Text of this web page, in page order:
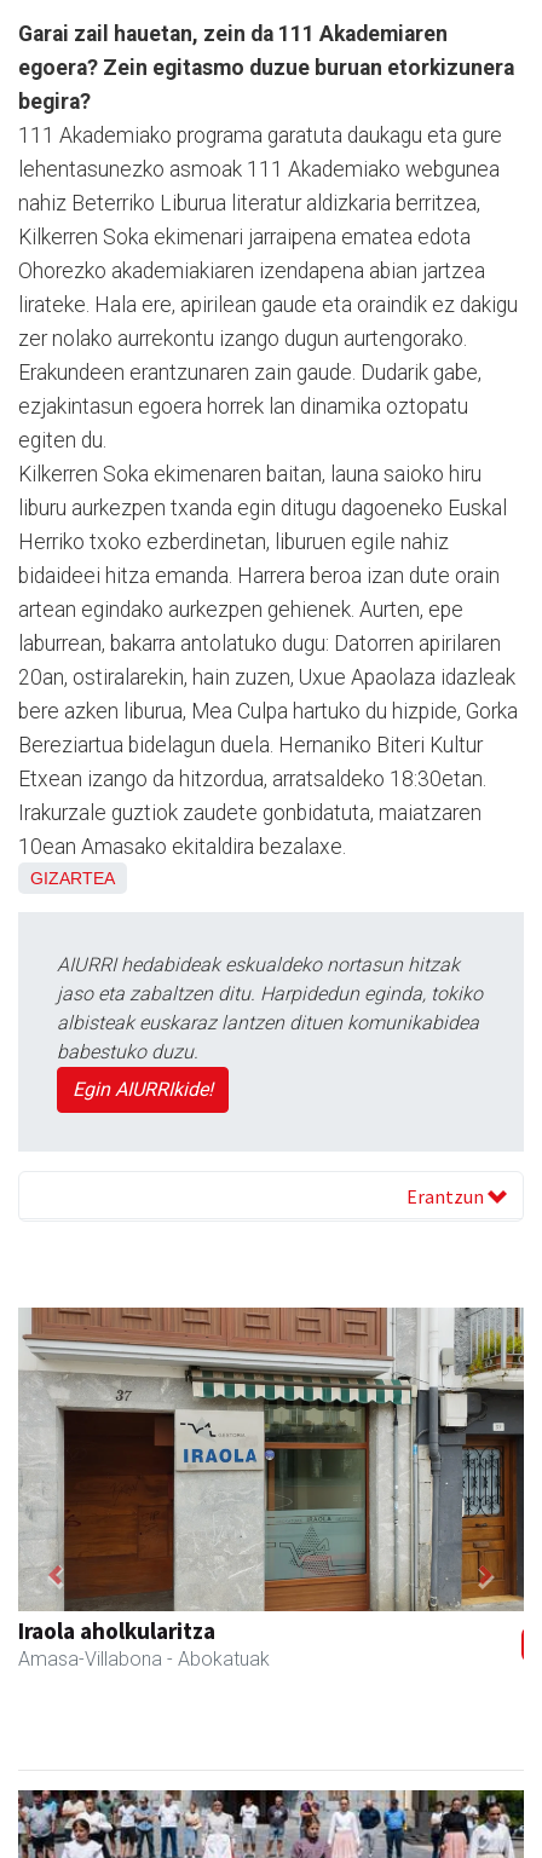
Garai zail hauetan, zein da 111 Akademiaren
egoera? Zein egitasmo duzue buruan etorkizunera
begira?
111 Akademiako programa garatuta daukagu eta gure
lehentasunezko asmoak 111 Akademiako webgunea
nahiz Beterriko Liburua literatur aldizkaria berritzea,
Kilkerren Soka ekimenari jarraipena ematea edota
Ohorezko akademiakiaren izendapena abian jartzea
lirateke. Hala ere, apirilean gaude eta oraindik ez dakigu
zer nolako aurrekontu izango dugun aurtengorako.
Erakundeen erantzunaren zain gaude. Dudarik gabe,
ezjakintasun egoera horrek lan dinamika oztopatu
egiten du.
Kilkerren Soka ekimenaren baitan, launa saioko hiru
liburu aurkezpen txanda egin ditugu dagoeneko Euskal
Herriko txoko ezberdinetan, liburuen egile nahiz
bidaideei hitza emanda. Harrera beroa izan dute orain
artean egindako aurkezpen gehienek. Aurten, epe
laburrean, bakarra antolatuko dugu: Datorren apirilaren
20an, ostiralarekin, hain zuzen, Uxue Apaolaza idazleak
bere azken liburua, Mea Culpa hartuko du hizpide, Gorka
Bereziartua bidelagun duela. Hernaniko Biteri Kultur
Etxean izango da hitzordua, arratsaldeko 18:30etan.
Irakurzale guztiok zaudete gonbidatuta, maiatzaren
10ean Amasako ekitaldira bezalaxe.
GIZARTEA
AIURRI hedabideak eskualdeko nortasun hitzak
jaso eta zabaltzen ditu. Harpidedun eginda, tokiko
albisteak euskaraz lantzen dituen komunikabidea
babestuko duzu.
Egin AIURRIkide!
Erantzun
Iraola aholkularitza
Amasa-Villabona - Abokatuak
Previous Next